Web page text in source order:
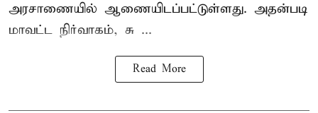
அரசாணையில் ஆணையிடப்பட்டுள்ளது. அதன்படி
மாவட்ட நிர்வாகம், சு ...
Read More